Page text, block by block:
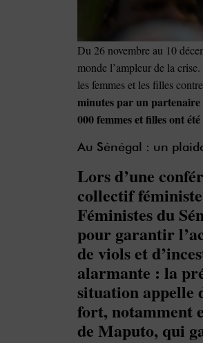
Du 26 novembre au 10
monde l’ampleur de la
les femmes et les filles
minutes par un partenaire
000 femmes et filles ont
Au Sénégal : un
Lors d’une
collectif féministe
Féministes du
pour garantir
de viols et
alarmante : la
situation appelle
fort, notamment
de Maputo, qui